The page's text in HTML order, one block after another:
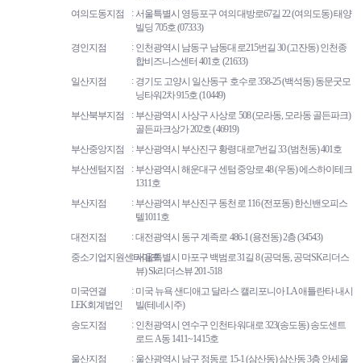
여의도동지점
서울특별시 영등포구 여의대방로67길 22 (여의도동) 태양
빌딩 705호 (07333)
경인지점
인천광역시 남동구 남동대로215번길 30 (고잔동) 인천종
합비즈니스센터 401호 (21633)
일산지점
경기도 고양시 일산동구 호수로 358-25 (백석동) 동문굿모
닝타워2차 915호 (10449)
부산북부지점
부산광역시 사상구 사상로 508 (모라동, 모라동 골든파크)
골든파크상가 202호 (46919)
부산중앙지점
부산광역시 부산진구 황령대로7번길 33 (범천동) 401호
부산센텀지점
부산광역시 해운대구 센텀중앙로 48 (우동) 에스하이테크
1311호
부산지점
부산광역시 부산진구 동천로 116 (전포동) 한신밴오피스
텔1011호
대전지점
대전광역시 동구 계족로 486-1 (용전동) 2층 (34543)
중소기업지원센타마포서울특별시 마포구 백범로31길 8 (공덕동, 공덕SK리더스
뷰) Sk리더스뷰 201-518
미국연결
LEK회계법인
미국 뉴욕 샌디애고 달라스 캘리포니아 LA 애틀란타 내시
빌(테네시주)
송도지점
인천광역시 연수구 인천타워대로 323(송도동) 송도센트
로드 A동 1411~1415호
울산지점
울산광역시 남구 정동로 15-1 (삼산동) 삼산동 3층 안세울